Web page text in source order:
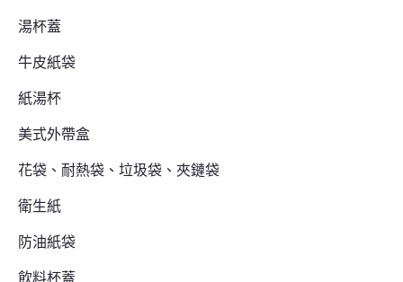
湯杯蓋
牛皮紙袋
紙湯杯
美式外帶盒
花袋、耐熱袋、垃圾袋、夾鏈袋
衛生紙
防油紙袋
飲料杯蓋